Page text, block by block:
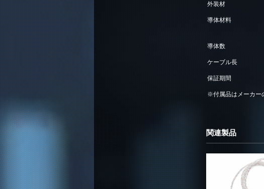
外装材
導体材料
導体数
ケーブル長
保証期間
※付属品はメーカー
関連製品